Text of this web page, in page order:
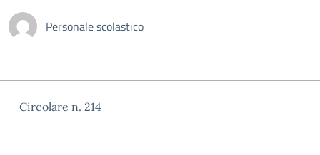
Personale scolastico
Circolare n. 214